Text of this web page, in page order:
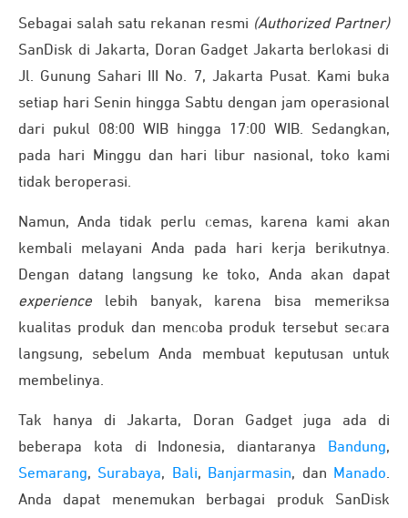
Sebagai salah satu rekanan resmi (Authorized Partner)
SanDisk di Jakarta, Doran Gadget Jakarta berlokasi di
Jl. Gunung Sahari III No. 7, Jakarta Pusat. Kami buka
setiap hari Senin hingga Sabtu dengan jam operasional
dari pukul 08:00 WIB hingga 17:00 WIB. Sedangkan,
pada hari Minggu dan hari libur nasional, toko kami
tidak beroperasi.
Namun, Anda tidak perlu cemas, karena kami akan
kembali melayani Anda pada hari kerja berikutnya.
Dengan datang langsung ke toko, Anda akan dapat
experience lebih banyak, karena bisa memeriksa
kualitas produk dan mencoba produk tersebut secara
langsung, sebelum Anda membuat keputusan untuk
membelinya.
Tak hanya di Jakarta, Doran Gadget juga ada di
beberapa kota di Indonesia, diantaranya
Bandung,
Semarang, Surabaya, Bali, Banjarmasin, dan Manado.
Anda dapat menemukan berbagai produk SanDisk